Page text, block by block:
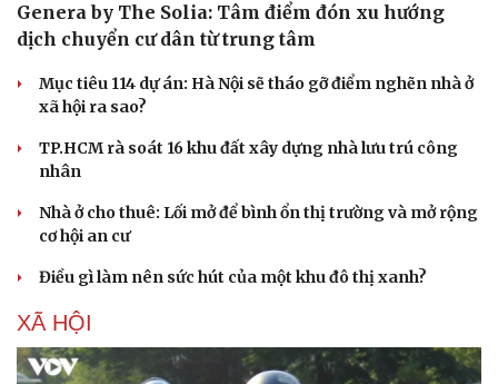
Genera by The Solia: Tâm điểm đón xu hướng
dịch chuyển cư dân từ trung tâm
Mục tiêu 114 dự án: Hà Nội sẽ tháo gỡ điểm nghẽn nhà ở
xã hội ra sao?
TP.HCM rà soát 16 khu đất xây dựng nhà lưu trú công
nhân
Nhà ở cho thuê: Lối mở để bình ổn thị trường và mở rộng
cơ hội an cư
Điều gì làm nên sức hút của một khu đô thị xanh?
XÃ HỘI